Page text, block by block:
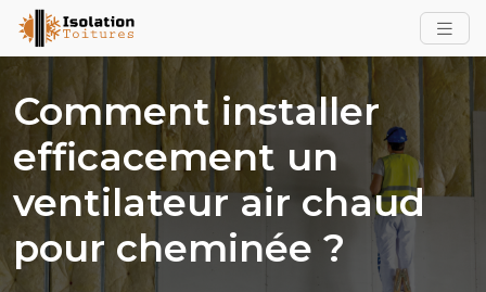
Comment installer
efficacement un
ventilateur air chaud
pour cheminée ?